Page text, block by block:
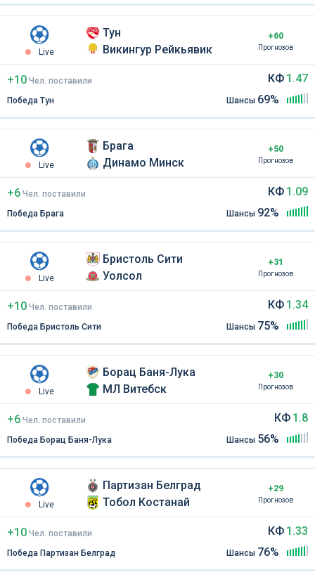
Live
Тун
Викингур Рейкьявик
+60
Прогнозов
+10 Чел поставили
Победа Тун
КФ 1.47
Шансы 69%
Live
Брага
Динамо Минск
+50
Прогнозов
+6 Чел поставили
Победа Брага
КФ 1.09
Шансы 92%
Live
Бристоль Сити
Уолсол
+31
Прогнозов
+10 Чел поставили
Победа Бристоль Сити
КФ 1.34
Шансы 75%
Live
Борац Баня-Лука
МЛ Витебск
+30
Прогнозов
+6 Чел поставили
Победа Борац Баня-Лука
КФ 1.8
Шансы 56%
Live
Партизан Белград
Тобол Костанай
+29
Прогнозов
+10 Чел поставили
Победа Партизан Белград
КФ 1.33
Шансы 76%